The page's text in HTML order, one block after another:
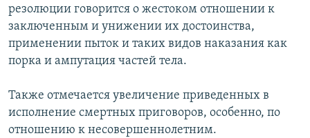
резолюции говорится о жестоком отношении к
заключенным и унижении их достоинства,
применении пыток и таких видов наказания как
порка и ампутация частей тела.
Также отмечается увеличение приведенных в
исполнение смертных приговоров, особенно, по
отношению к несовершеннолетним.